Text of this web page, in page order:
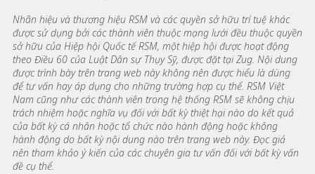
Nhãn hiệu và thương hiệu RSM và các quyền sở hữu trí tuệ khác
được sử dụng bởi các thành viên thuộc mạng lưới đều thuộc quyền
sở hữu của Hiệp hội Quốc tế RSM, một hiệp hội được hoạt động
theo Điều 60 của Luật Dân sự Thụy Sỹ, được đặt tại Zug. Nội dung
được trình bày trên trang web này không nên được hiểu là dùng
để tư vấn hay áp dụng cho những trường hợp cụ thể. RSM Việt
Nam cũng như các thành viên trong hệ thống RSM sẽ không chịu
trách nhiệm hoặc nghĩa vụ đối với bất kỳ thiệt hại nào do kết quả
của bất kỳ cá nhân hoặc tổ chức nào hành động hoặc không
hành động do bất kỳ nội dung nào trên trang web này. Đọc giả
nên tham khảo ý kiến của các chuyên gia tư vấn đối với bất kỳ vấn
đề cụ thể.